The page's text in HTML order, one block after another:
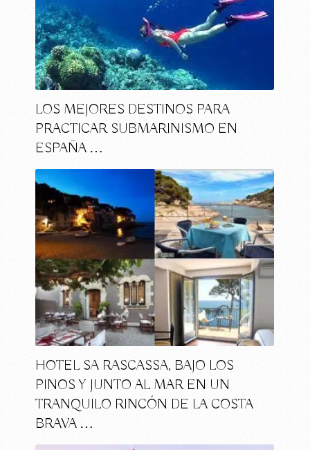
LOS MEJORES DESTINOS PARA
PRACTICAR SUBMARINISMO EN
ESPAÑA …
HOTEL SA RASCASSA, BAJO LOS
PINOS Y JUNTO AL MAR EN UN
TRANQUILO RINCÓN DE LA COSTA
BRAVA …